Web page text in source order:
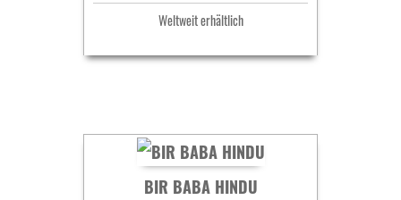
Weltweit erhältlich
BIR BABA HINDU